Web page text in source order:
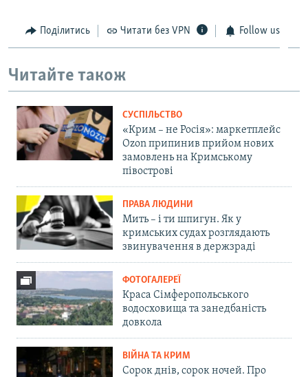
Поділитись Читати без VPN Follow us
Читайте також
СУСПІЛЬСТВО
«Крим – не Росія»: маркетплейс
Ozon припинив прийом нових
замовлень на Кримському
півострові
ПРАВА ЛЮДИНИ
Мить – і ти шпигун. Як у
кримських судах розглядають
звинувачення в держзраді
ФОТОГАЛЕРЕЇ
Краса Сімферопольського
водосховища та занедбаність
довкола
ВІЙНА ТА КРИМ
Сорок днів, сорок ночей. Про